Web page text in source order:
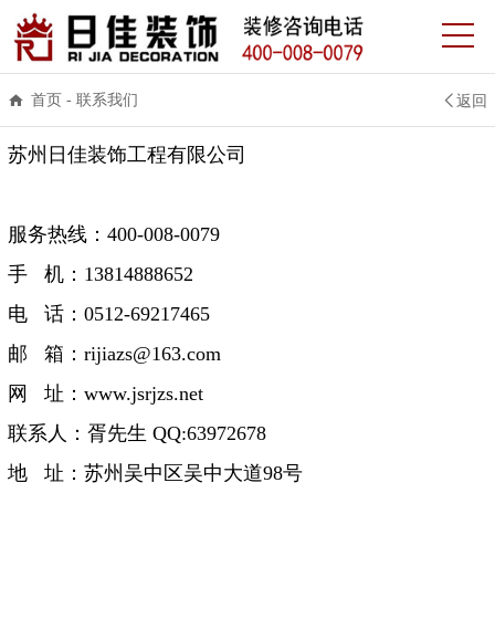
首页 -联系我们 返回
苏州日佳装饰工程有限公司
服务热线：400-008-0079
手机：13814888652
电话：0512-69217465
邮箱：rijiazs@163.com
网址：www.jsrjzs.net
联系人：胥先生 QQ:63972678
地址：苏州吴中区吴中大道98号